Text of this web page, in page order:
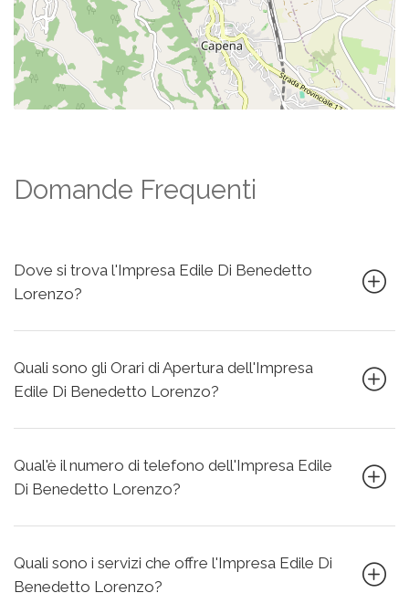
Domande Frequenti
Dove si trova l'Impresa Edile Di Benedetto
Lorenzo?
Quali sono gli Orari di Apertura dell'Impresa
Edile Di Benedetto Lorenzo?
Qual'è il numero di telefono dell'Impresa Edile
Di Benedetto Lorenzo?
Quali sono i servizi che offre l'Impresa Edile Di
Benedetto Lorenzo?